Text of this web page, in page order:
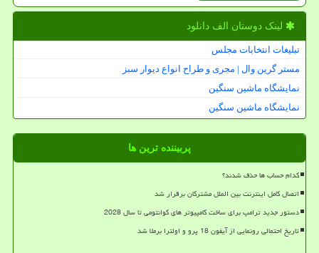
لینک دوستان الف دانلود
تبلیغات انتخابات مجلس
مستر گرین وال | مجری و طراح انواع دیوار سبز
نمایشگاه ماشین سنگین
نمایشگاه ماشین سنگین
پربیننده ترین ها
کدام حساب ها حذف شدند؟
اتصال کامل اینترنت بین الملل مشترکان برقرار شد
دستور جدید ترامپ برای ساخت کامپیوتر های کوانتومی تا سال 2028
تاریخ احتمالی رونمایی از آیفون 18 پرو و اولترا برملا شد